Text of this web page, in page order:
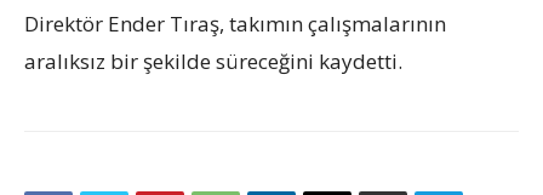
Direktör Ender Tıraş, takımın çalışmalarının
aralıksız bir şekilde süreceğini kaydetti.